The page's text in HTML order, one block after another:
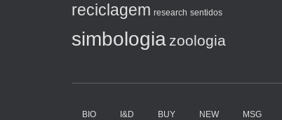
reciclagem research sentidos
simbologiazoologia
BIO I&D BUY NEW MSG